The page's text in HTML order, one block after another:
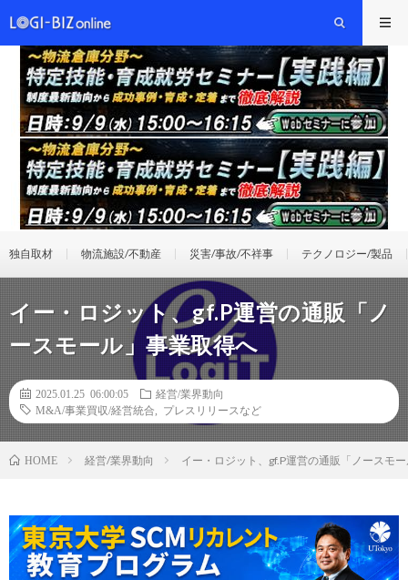
独自取材 物流施設/不動産 災害/事故/不祥事 テクノロジー/製品
イー・ロジット、gf.P運営の通販「ノ
ースモール」事業取得へ
2025.01.25 06:00:05
経営/業界動向
M&A/事業買収/経営統合
プレスリリースなど
HOME 経営/業界動向 イー・ロジット、gf.P運営の通販「ノースモ